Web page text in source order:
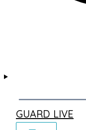
GUARD LIVE